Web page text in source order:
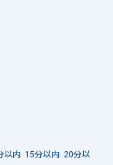
以内 15分以内 20分以